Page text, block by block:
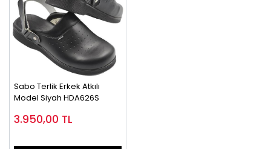
Sabo Terlik Erkek Atkılı
Model Siyah HDA626S
3.950,00 TL